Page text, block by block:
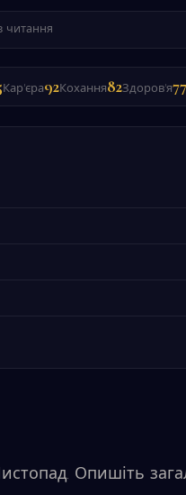
читання
Кар'єра92Кохання82Здоров'я77
Опишіть